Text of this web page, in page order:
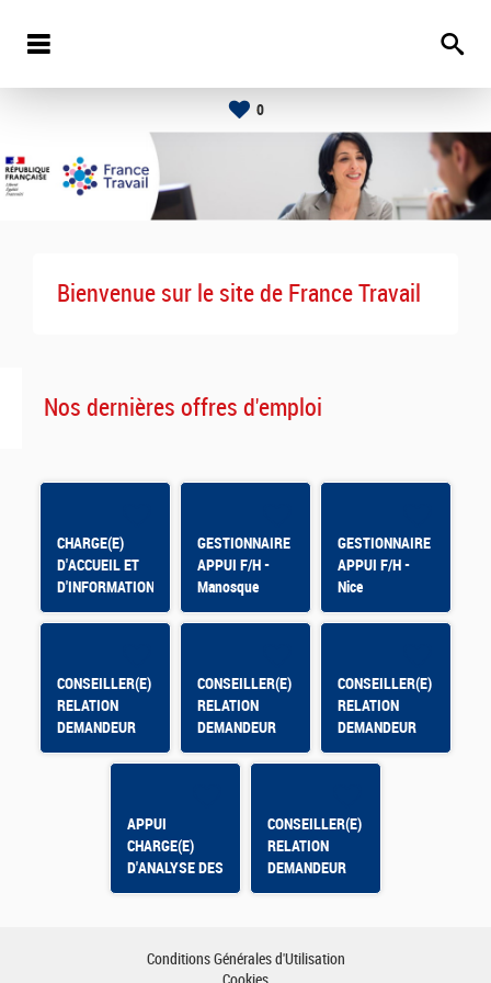
0
Bienvenue sur le site de France Travail
Nos dernières offres d'emploi
CHARGE(E)
D'ACCUEIL ET
D'INFORMATION
GESTIONNAIRE
APPUI F/H -
Manosque
GESTIONNAIRE
APPUI F/H -
Nice
CONSEILLER(E)
RELATION
DEMANDEUR
D'EMPLOI -
CONSEILLER(E)
RELATION
DEMANDEUR
D'EMPLOI
CONSEILLER(E)
RELATION
DEMANDEUR
D'EMPLOI -
Montpellier Mas
APPUI
CHARGE(E)
D'ANALYSE DES
DONNEES DE
APPRENTISSAGE
CONSEILLER(E)
RELATION
DEMANDEUR
D'EMPLOI
Conditions Générales d'Utilisation